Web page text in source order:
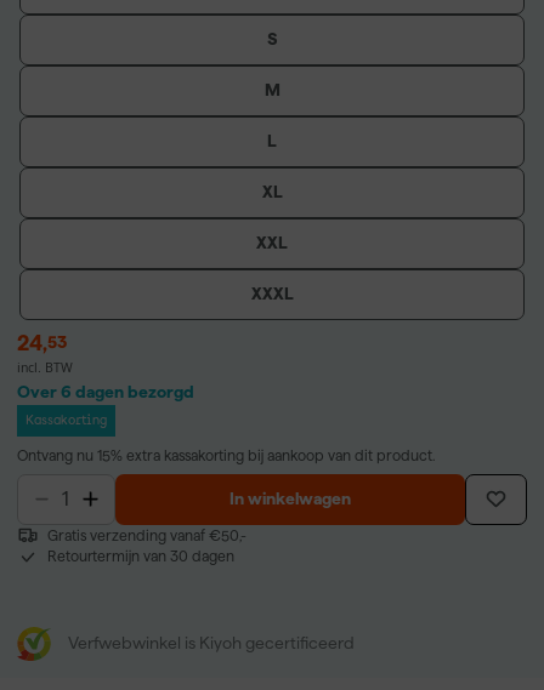
S
M
L
XL
XXL
XXXL
24,53
incl. BTW
Over 6 dagen bezorgd
Kassakorting
Ontvang nu 15% extra kassakorting bij aankoop van dit product.
In winkelwagen
Gratis verzending vanaf €50,-
Retourtermijn van 30 dagen
Verfwebwinkel is Kiyoh gecertificeerd